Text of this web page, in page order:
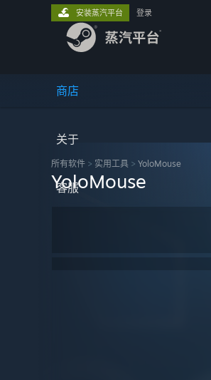
商店
关于
客服
安装蒸汽平台 登录
所有软件 > 实用工具 > YoloMouse
YoloMouse